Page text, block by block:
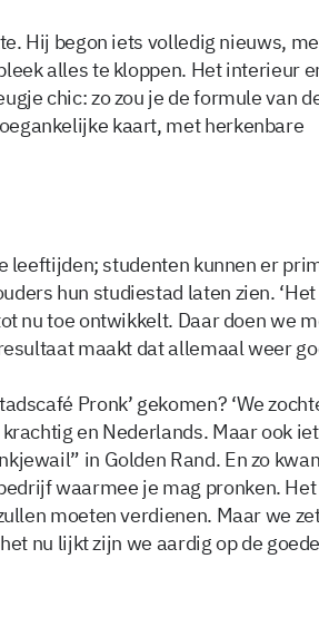
Hij begon iets volledig nieuws,
alles te kloppen. Het interieur
chic: zo zou je de formule van
kaart, met herkenbare
leeftijden; studenten kunnen er
hun studiestad laten zien. ‘Het
nu toe ontwikkelt. Daar doen we
maakt dat allemaal weer
Pronk’ gekomen? ‘We
en Nederlands. Maar ook
in Golden Rand. En zo
waarmee je mag pronken.
moeten verdienen. Maar we
nu lijkt zijn we aardig op de goede